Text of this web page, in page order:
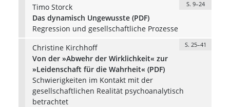
Timo Storck
S. 9–24
Das dynamisch Ungewusste (PDF)
Regression und gesellschaftliche Prozesse
Christine Kirchhoff
S. 25–41
Von der »Abwehr der Wirklichkeit« zur
»Leidenschaft für die Wahrheit« (PDF)
Schwierigkeiten im Kontakt mit der
gesellschaftlichen Realität psychoanalytisch
betrachtet